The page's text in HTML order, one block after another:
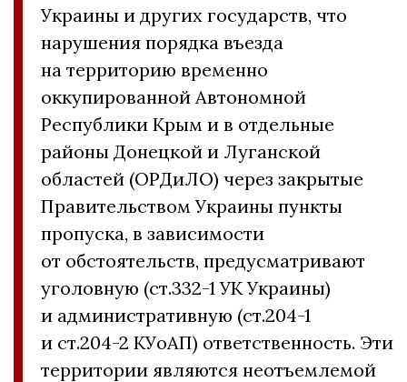
Украины и других государств, что
нарушения порядка въезда
на территорию временно
оккупированной Автономной
Республики Крым и в отдельные
районы Донецкой и Луганской
областей (ОРДиЛО) через закрытые
Правительством Украины пункты
пропуска, в зависимости
от обстоятельств, предусматривают
уголовную (ст.332-1 УК Украины)
и административную (ст.204-1
и ст.204-2 КУоАП) ответственность. Эти
территории являются неотъемлемой